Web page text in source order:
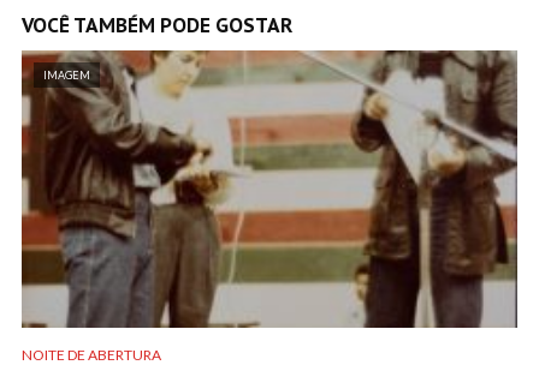
VOCÊ TAMBÉM PODE GOSTAR
IMAGEM
NOITE DE ABERTURA